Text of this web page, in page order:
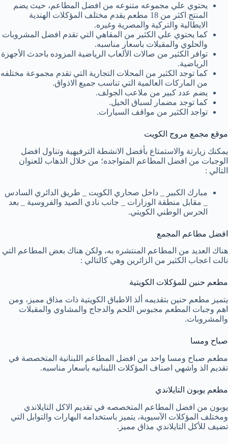
يحتوي علي مجموعه متنوعه من افضل المطاعم، حيث يضم
المنتج اكثر من 18 مطعم يقدم مختلف المؤكلات الهندية
الايطالية والتركية والمصرية وغيره.
كما يحتوي علي الكثير من المقاهي التي تقدم افضل المشروبات
والحلوي والمقبلات باسعار مناسبه.
توافر الكثير من صالات الألعاب الرياضية المزوده باحدث الأجهزة
الرياضية.
كما توجد الكثير من المحلات التجارية التي تقدم مجموعة مختلفه
من الماركات العالمية التي تناسب جميع الاذواق.
يضم عدد كبير من ملاعب الجولف.
كما توجد مضمار لسباق الخيل.
تواجد الكثير من مواقف السيارات.
موقع مجمع مروج الكويت
يمكنك زيارتة والاستمتاع بأفضل الانشطة الترفيهية وتناول افضل
الوجبات من افضل المطاعم المتواجده؛ من خلال الذهاب للعنوان
التالي :
مبارك الكبير _ داخل صحاري الكويت _ طريق الدائري السادس
_ مقابل منطقة الوزارات _ جانب نادي الصيد والفروسية _ بعد
الحرس الوطني الكويتي.
افضل مطاعم المجمع
هناك العديد من المطاعم المنتشره به، ولكن هناك بعض المطاعم التي
نالت اعجاب الكثير من الزائرين وهي كالتالي :
مطعم حنين للمؤكلات الكويتية
يتميز مطعم حنين بتقديمه ألذ الاطباق الكويتية ذات مذاق مميز، ومن
اهم وجبات المطعم مجبوس اللحم والدجاج والمشاوي والمقبلات
والمشروبات.
صباح ومسا
مطعم صباح ومسا واحد من افضل المطاعم اللبنانية المتخصصة في
تقديم الذ واشهي اصناف المؤكلات اللبنانيه باسعار مناسبه.
مطعم يوبون التايلاندي
يوبون من افضل المطاعم المتخصصه في تقديم الاكل التايلاندي
ومختلف المؤكلات الآسيوية، يتميز باستخدامه البهارات والتوابل التي
تضيف للأكل التايلاندي مذاق مميز.